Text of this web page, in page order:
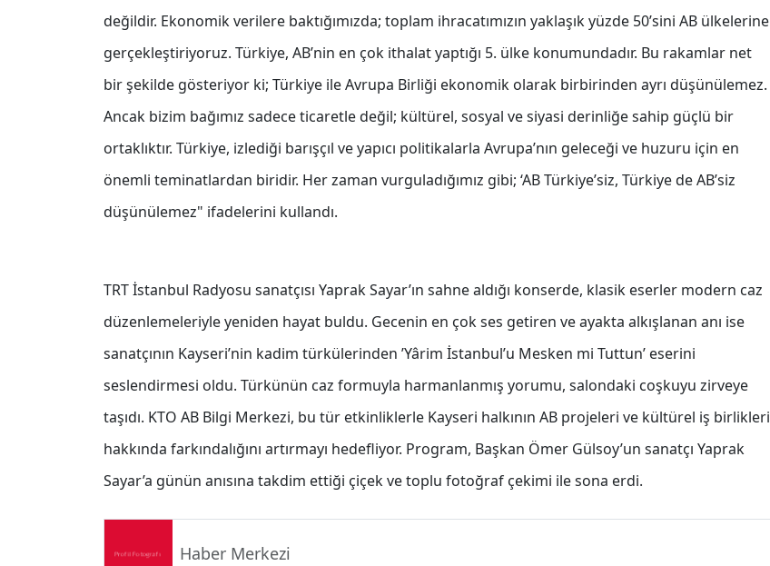
değildir. Ekonomik verilere baktığımızda; toplam ihracatımızın yaklaşık yüzde 50’sini AB ülkelerine
gerçekleştiriyoruz. Türkiye, AB’nin en çok ithalat yaptığı 5. ülke konumundadır. Bu rakamlar net
bir şekilde gösteriyor ki; Türkiye ile Avrupa Birliği ekonomik olarak birbirinden ayrı düşünülemez.
Ancak bizim bağımız sadece ticaretle değil; kültürel, sosyal ve siyasi derinliğe sahip güçlü bir
ortaklıktır. Türkiye, izlediği barışçıl ve yapıcı politikalarla Avrupa’nın geleceği ve huzuru için en
önemli teminatlardan biridir. Her zaman vurguladığımız gibi; ‘AB Türkiye’siz, Türkiye de AB’siz
düşünülemez" ifadelerini kullandı.
TRT İstanbul Radyosu sanatçısı Yaprak Sayar’ın sahne aldığı konserde, klasik eserler modern caz
düzenlemeleriyle yeniden hayat buldu. Gecenin en çok ses getiren ve ayakta alkışlanan anı ise
sanatçının Kayseri’nin kadim türkülerinden ’Yârim İstanbul’u Mesken mi Tuttun’ eserini
seslendirmesi oldu. Türkünün caz formuyla harmanlanmış yorumu, salondaki coşkuyu zirveye
taşıdı. KTO AB Bilgi Merkezi, bu tür etkinliklerle Kayseri halkının AB projeleri ve kültürel iş birlikleri
hakkında farkındalığını artırmayı hedefliyor. Program, Başkan Ömer Gülsoy’un sanatçı Yaprak
Sayar’a günün anısına takdim ettiği çiçek ve toplu fotoğraf çekimi ile sona erdi.
Haber Merkezi